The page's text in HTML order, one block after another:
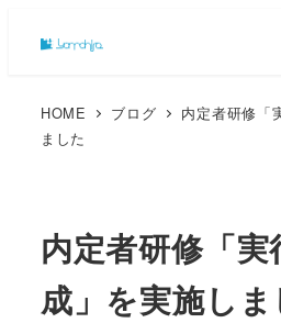
HOME ブログ
内定者研修「
ました
内定者研修「
成」を実施しま